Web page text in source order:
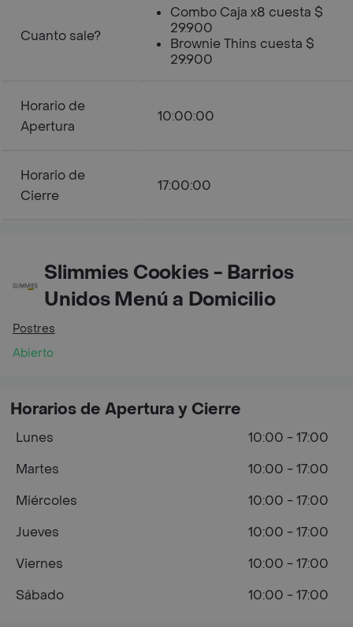
Cuanto sale?
Combo Caja x8 cuesta $
29.900
Brownie Thins cuesta $
29.900
Horario de
Apertura
10:00:00
Horario de
Cierre
17:00:00
Slimmies Cookies - Barrios
Unidos Menú a Domicilio
Postres
Abierto
Horarios de Apertura y Cierre
Lunes
10:00 - 17:00
Martes
10:00 - 17:00
Miércoles
10:00 - 17:00
Jueves
10:00 - 17:00
Viernes
10:00 - 17:00
Sábado
10:00 - 17:00